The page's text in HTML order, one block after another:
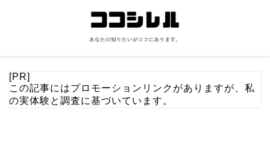
[PR]
この記事にはプロモーションリンクがありますが、私
の実体験と調査に基づいています。